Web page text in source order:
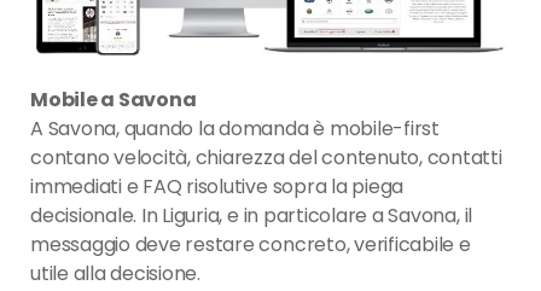
Mobile a Savona
A Savona, quando la domanda è mobile-first
contano velocità, chiarezza del contenuto, contatti
immediati e FAQ risolutive sopra la piega
decisionale. In Liguria, e in particolare a Savona, il
messaggio deve restare concreto, verificabile e
utile alla decisione.